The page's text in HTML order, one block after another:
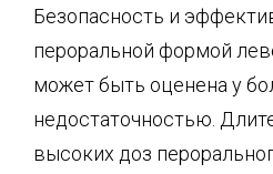
Безопасность и
пероральной формой
может быть оценена у
недостаточностью.
высоких доз